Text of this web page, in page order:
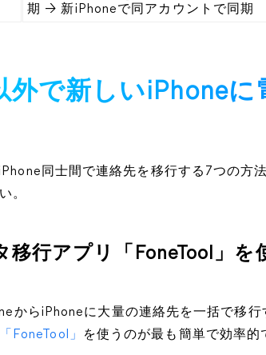
期 → 新iPhoneで同アカウントで同期
外で新しいiPhoneに
同士間で連絡先を移行する7つの方
。
移行アプリ「FoneTool」
からiPhoneに大量の連絡先を一括で移行
FoneTool」
を使うのが最も簡単で効率的